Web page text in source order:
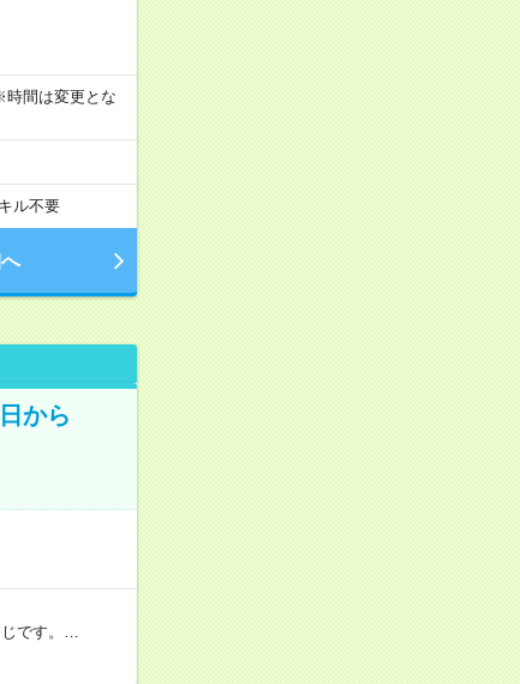
時間は変更とな
ル不要
から
です。…